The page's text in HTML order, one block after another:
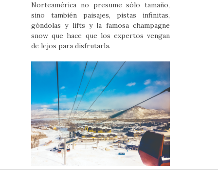
Norteamérica no presume sólo tamaño,
sino también paisajes, pistas infinitas,
góndolas y lifts y la famosa champagne
snow que hace que los expertos vengan
de lejos para disfrutarla.